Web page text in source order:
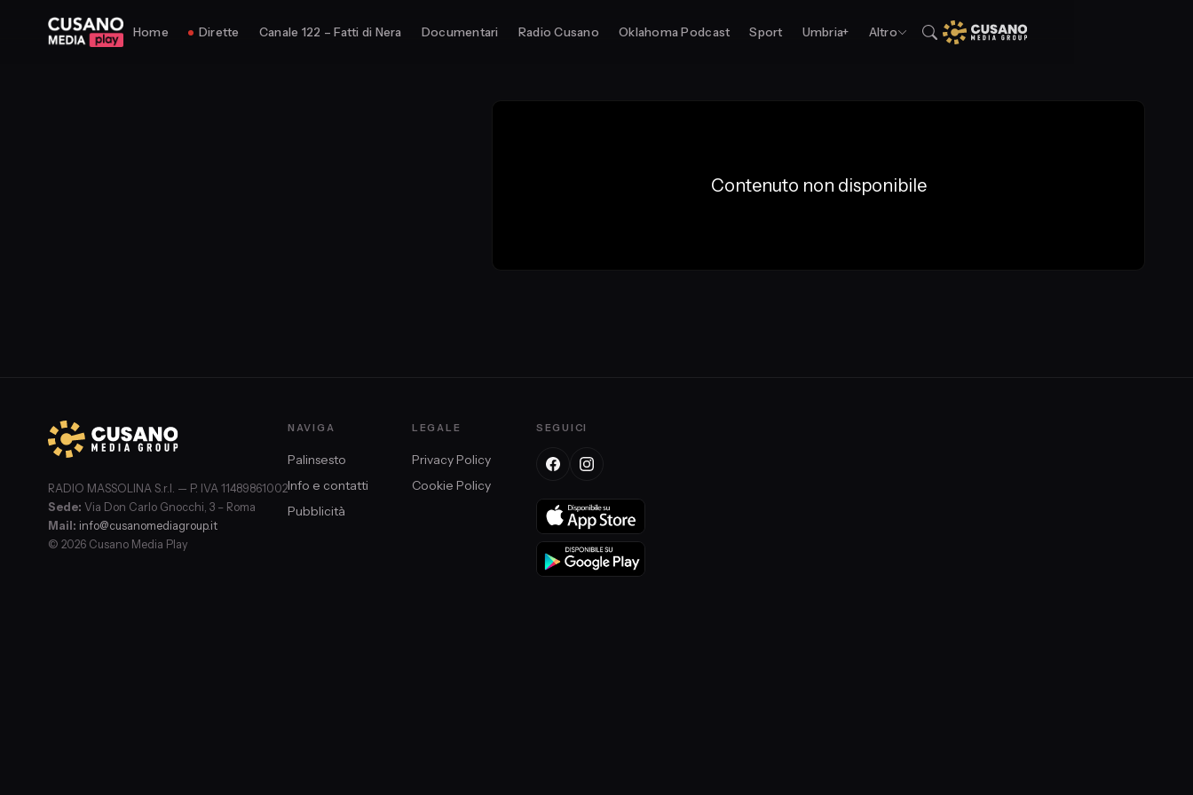
Home Dirette Canale 122 – Fatti di Nera Documentari Radio Cusano Oklahoma Podcast Sport Umbria+ Altro
Contenuto non disponibile
RADIO MASSOLINA S.r.l. — P. IVA 11489861002
Sede: Via Don Carlo Gnocchi, 3 – Roma
Mail: info@cusanomediagroup.it
© 2026 Cusano Media Play
NAVIGA
Palinsesto
Info e contatti
Pubblicità
LEGALE
Privacy Policy
Cookie Policy
SEGUICI